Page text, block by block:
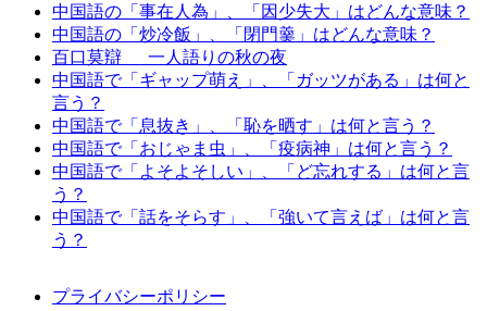
中国語の「事在人為」、「因少失大」はどんな意味？
中国語の「炒冷飯」、「閉門羹」はどんな意味？
百口莫辯 一人語りの秋の夜
中国語で「ギャップ萌え」、「ガッツがある」は何と
言う？
中国語で「息抜き」、「恥を晒す」は何と言う？
中国語で「おじゃま虫」、「疫病神」は何と言う？
中国語で「よそよそしい」、「ど忘れする」は何と言
う？
中国語で「話をそらす」、「強いて言えば」は何と言
う？
プライバシーポリシー